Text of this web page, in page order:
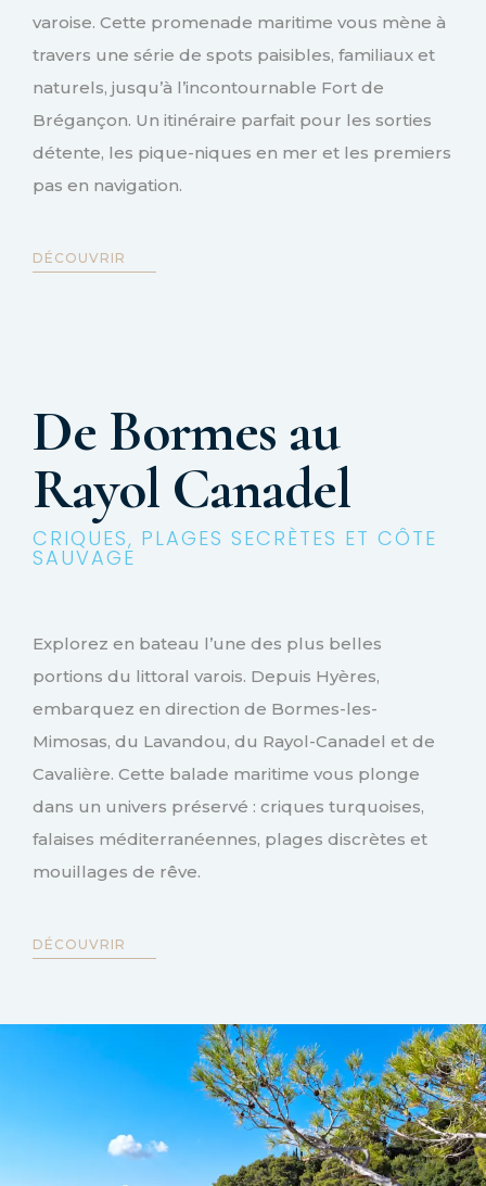
varoise. Cette promenade maritime vous mène à
travers une série de spots paisibles, familiaux et
naturels, jusqu’à l’incontournable Fort de
Brégançon. Un itinéraire parfait pour les sorties
détente, les pique-niques en mer et les premiers
pas en navigation.
DÉCOUVRIR
De Bormes au
Rayol Canadel
CRIQUES, PLAGES SECRÈTES ET CÔTE
SAUVAGE
Explorez en bateau l’une des plus belles
portions du littoral varois. Depuis Hyères,
embarquez en direction de Bormes-les-
Mimosas, du Lavandou, du Rayol-Canadel et de
Cavalière. Cette balade maritime vous plonge
dans un univers préservé : criques turquoises,
falaises méditerranéennes, plages discrètes et
mouillages de rêve.
DÉCOUVRIR